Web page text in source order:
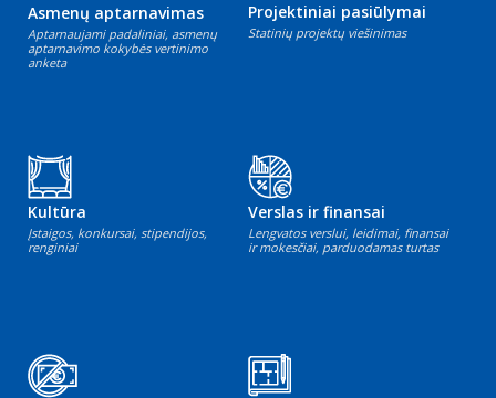
Asmenų aptarnavimas
Aptarnaujami padaliniai, asmenų
aptarnavimo kokybės vertinimo
anketa
Projektiniai pasiūlymai
Statinių projektų viešinimas
Kultūra
Įstaigos, konkursai, stipendijos,
renginiai
Verslas ir finansai
Lengvatos verslui, leidimai, finansai
ir mokesčiai, parduodamas turtas